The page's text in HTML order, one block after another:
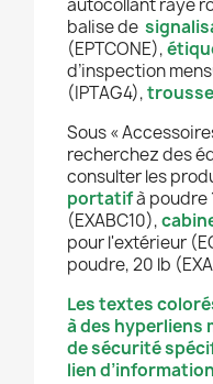
autocollant rayé
balise de
(EPTCONE),
d’inspection
(IPTAG4),trousse
Sous «
recherchez des
consulter les
portatifà poudre
(EXABC10),
pour l'extérieur
poudre, 20 lb
Les textes
à des hyperliens
de sécurité
lien